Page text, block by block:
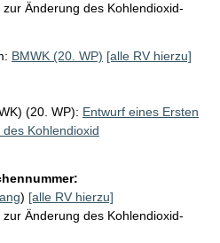
Änderung des Kohlendioxid-
BMWK (20. WP) [alle RV hierzu]
(20. WP): Entwurf eines Ersten
Kohlendioxid
) [alle RV hierzu]
Änderung des Kohlendioxid-